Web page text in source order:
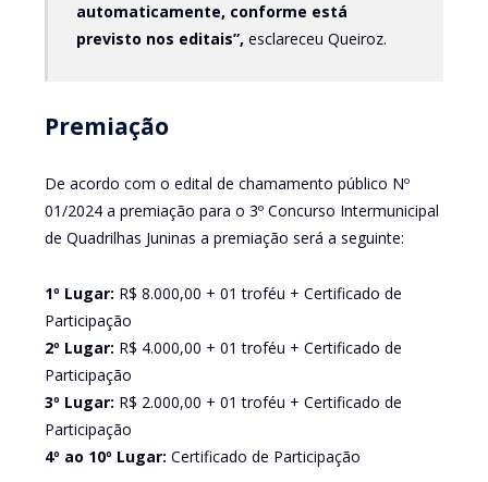
automaticamente, conforme está
previsto nos editais”, esclareceu Queiroz.
Premiação
De acordo com o edital de chamamento público Nº
01/2024 a premiação para o 3º Concurso Intermunicipal
de Quadrilhas Juninas a premiação será a seguinte:
1º Lugar: R$ 8.000,00 + 01 troféu + Certificado de
Participação
2º Lugar: R$ 4.000,00 + 01 troféu + Certificado de
Participação
3º Lugar: R$ 2.000,00 + 01 troféu + Certificado de
Participação
4º ao 10º Lugar: Certificado de Participação